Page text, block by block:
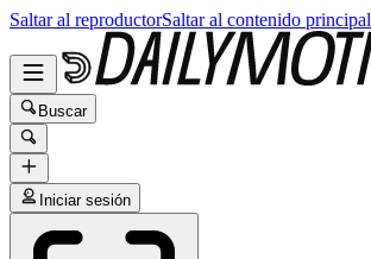
Saltar al reproductorSaltar al contenido principal
Buscar
Iniciar sesión